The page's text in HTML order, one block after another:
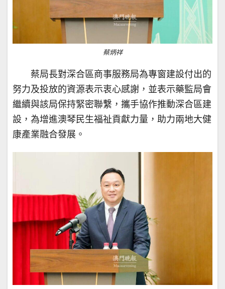
蔡炳祥
蔡局長對深合區商事服務局為專窗建設付出的
努力及投放的資源表示衷心感謝，並表示藥監局會
繼續與該局保持緊密聯繫，攜手協作推動深合區建
設，為增進澳琴民生福祉貢獻力量，助力兩地大健
康產業融合發展。